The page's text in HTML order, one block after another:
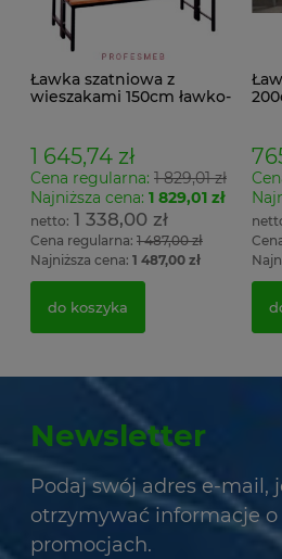
Ławka szatniowa z
wieszakami 150cm ławko-
1 645,74 zł
Cena regularna: 1 829,01 zł
Najniższa cena: 1 829,01 zł
1 338,00 zł
Cena regularna: 1 487,00 zł
Najniższa cena: 1 487,00 zł
do koszyka
Newsletter
Podaj swój adres e-mail,
otrzymywać informacje o
promocjach.